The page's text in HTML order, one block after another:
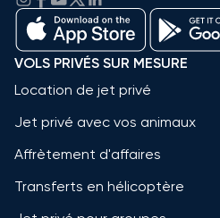
VOLS PRIVÉS SUR MESURE
Location de jet privé
Jet privé avec vos animaux
Affrètement d'affaires
Transferts en hélicoptère